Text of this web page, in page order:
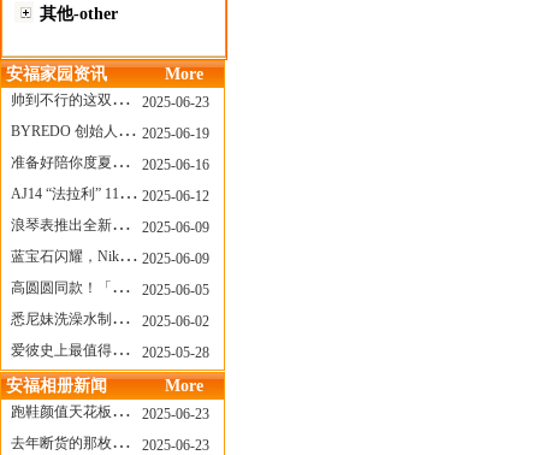
其他-other
安福家园资讯 More
帅到不行的这双跑鞋，其实藏着Nike第一位签约跑者的故事
2025-06-23
BYREDO 创始人离任，也带走了那份灵魂感
2025-06-19
准备好陪你度夏，nanamica x Suicoke 新联名来了
2025-06-16
AJ14 “法拉利” 11年后回归，红色超跑气场全开
2025-06-12
浪琴表推出全新先行者系列祖鲁时间1925腕表
2025-06-09
蓝宝石闪耀，Nike Air Max DN8 华丽变身
2025-06-09
高圆圆同款！「赤足New Balance」新联名曝光，铺货了
2025-06-05
悉尼妹洗澡水制成肥皂开启售卖！男粉：这肥皂能吃吗？
2025-06-02
爱彼史上最值得看的大展！揭秘150年传奇制表背后
2025-05-28
安福相册新闻 More
跑鞋颜值天花板？日常也能帅一脸
2025-06-23
去年断货的那枚表， CASIO指环表又要发售了
2025-06-23